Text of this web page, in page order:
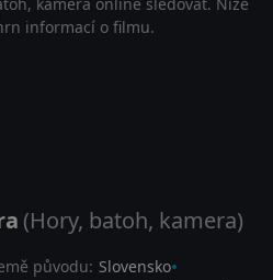
informací o filmu.
(Hory, batoh, kamera)
původu: Slovensko